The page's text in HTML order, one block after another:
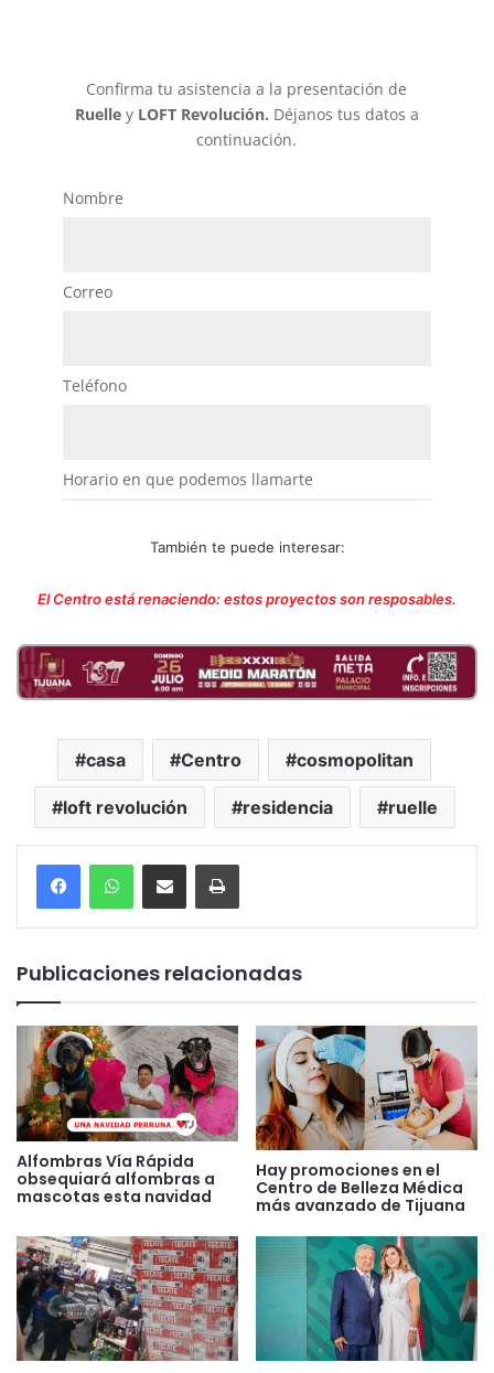
También te puede interesar:
El Centro está renaciendo: estos proyectos son resposables.
casa Centro cosmopolitan
loft revolución residencia ruelle
Compartir por correo electrónicoImprimir
Publicaciones relacionadas
Alfombras Vía Rápida
obsequiará alfombras a
mascotas esta navidad
Hay promociones en el
Centro de Belleza Médica
más avanzado de Tijuana